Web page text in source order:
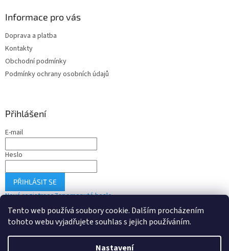
Tento web používá soubory cookie. Dalším procházením
tohoto webu vyjadřujete souhlas s jejich používáním.
Nastavení
Informace pro vás
Doprava a platba
Kontakty
Obchodní podmínky
Podmínky ochrany osobních údajů
Přihlášení
E-mail
Heslo
PŘIHLÁSIT SE
Nová registraceZapomenuté heslo